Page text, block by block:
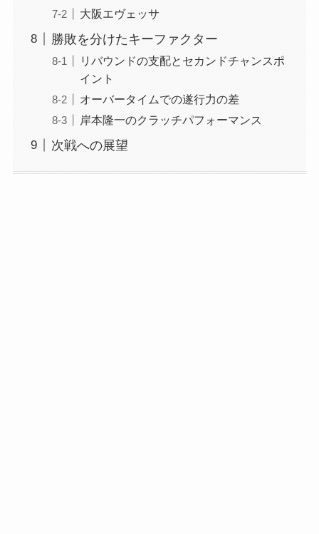
大阪エヴェッサ
勝敗を分けたキーファクター
リバウンドの支配とセカンドチャンスポ
イント
オーバータイムでの遂行力の差
岸本隆一のクラッチパフォーマンス
次戦への展望